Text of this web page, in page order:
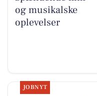
og musikalske
oplevelser
JOBNYT